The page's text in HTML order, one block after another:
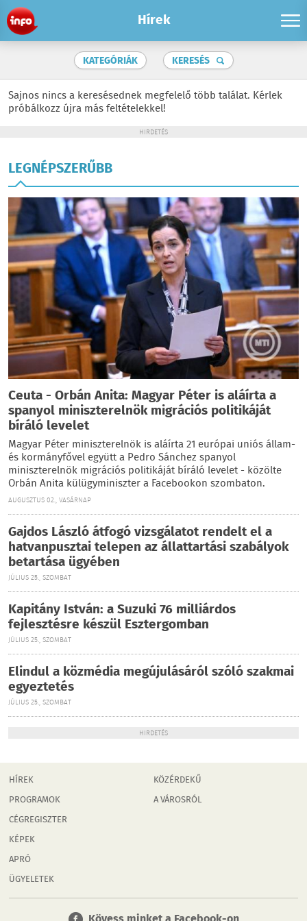
Hírek
KATEGÓRIÁK KERESÉS
Sajnos nincs a keresésednek megfelelő több találat. Kérlek
próbálkozz újra más feltételekkel!
HIRDETÉS
LEGNÉPSZERŰBB
Ceuta - Orbán Anita: Magyar Péter is aláírta a
spanyol miniszterelnök migrációs politikáját
bíráló levelet
Magyar Péter miniszterelnök is aláírta 21 európai uniós állam-
és kormányfővel együtt a Pedro Sánchez spanyol
miniszterelnök migrációs politikáját bíráló levelet - közölte
Orbán Anita külügyminiszter a Facebookon szombaton.
AUGUSZTUS 02., VASÁRNAP
Gajdos László átfogó vizsgálatot rendelt el a
hatvanpusztai telepen az állattartási szabályok
betartása ügyében
JÚLIUS 25., SZOMBAT
Kapitány István: a Suzuki 76 milliárdos
fejlesztésre készül Esztergomban
JÚLIUS 25., SZOMBAT
Elindul a közmédia megújulásáról szóló szakmai
egyeztetés
JÚLIUS 25., SZOMBAT
HIRDETÉS
HÍREK
PROGRAMOK
CÉGREGISZTER
KÉPEK
APRÓ
ÜGYELETEK
KÖZÉRDEKŰ
A VÁROSRÓL